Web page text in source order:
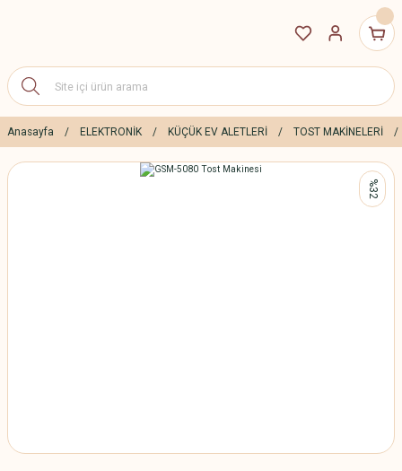
Anasayfa ELEKTRONİK KÜÇÜK EV ALETLERİ TOST MAKİNELERİ
%32